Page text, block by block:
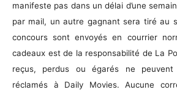
manifeste pas dans un délai d’une
par mail, un autre gagnant sera tiré au
concours sont envoyés en courrier
cadeaux est de la responsabilité de La
reçus, perdus ou égarés ne
réclamés à Daily Movies. Aucune